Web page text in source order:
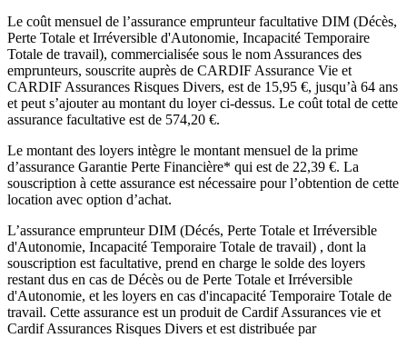
Le coût mensuel de l’assurance emprunteur facultative DIM (Décès,
Perte Totale et Irréversible d'Autonomie, Incapacité Temporaire
Totale de travail), commercialisée sous le nom Assurances des
emprunteurs, souscrite auprès de CARDIF Assurance Vie et
CARDIF Assurances Risques Divers, est de 15,95 €, jusqu’à 64 ans
et peut s’ajouter au montant du loyer ci-dessus. Le coût total de cette
assurance facultative est de 574,20 €.
Le montant des loyers intègre le montant mensuel de la prime
d’assurance Garantie Perte Financière* qui est de 22,39 €. La
souscription à cette assurance est nécessaire pour l’obtention de cette
location avec option d’achat.
L’assurance emprunteurDIM (Décés, Perte Totale et Irréversible
d'Autonomie, Incapacité Temporaire Totale de travail) , dont la
souscription est facultative, prend en charge le solde des loyers
restant dus en cas de Décès ou de Perte Totale et Irréversible
d'Autonomie, et les loyers en cas d'incapacité Temporaire Totale de
travail. Cette assurance est un produit de Cardif Assurances vie et
Cardif Assurances Risques Divers et est distribuée par